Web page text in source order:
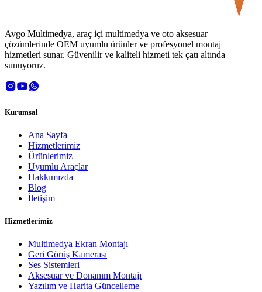
Avgo Multimedya, araç içi multimedya ve oto aksesuar
çözümlerinde OEM uyumlu ürünler ve profesyonel montaj
hizmetleri sunar. Güvenilir ve kaliteli hizmeti tek çatı altında
sunuyoruz.
Kurumsal
Ana Sayfa
Hizmetlerimiz
Ürünlerimiz
Uyumlu Araçlar
Hakkımızda
Blog
İletişim
Hizmetlerimiz
Multimedya Ekran Montajı
Geri Görüş Kamerası
Ses Sistemleri
Aksesuar ve Donanım Montajı
Yazılım ve Harita Güncelleme